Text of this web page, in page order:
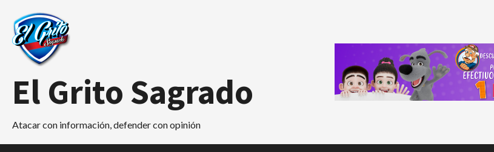
contenido
El Grito Sagrado
Atacar con información, defender con opinión